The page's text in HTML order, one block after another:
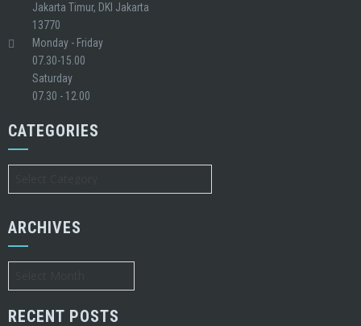
Jakarta Timur, DKI Jakarta
13770
Monday - Friday
07.30-15.00
Saturday
07.30 - 12.00
CATEGORIES
ARCHIVES
RECENT POSTS